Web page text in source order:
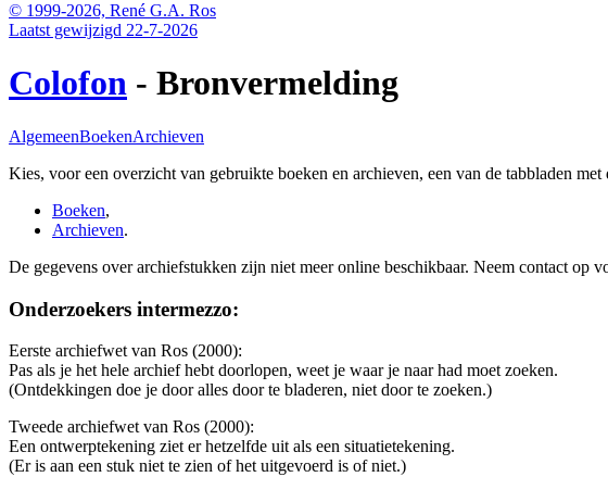
© 1999-2026, René G.A. Ros
Laatst gewijzigd 22-7-2026
Colofon - Bronvermelding
AlgemeenBoekenArchieven
Kies, voor een overzicht van gebruikte boeken en archieven, een van de tabbladen met
Boeken,
Archieven.
De gegevens over archiefstukken zijn niet meer online beschikbaar. Neem contact op
Onderzoekers intermezzo:
Eerste archiefwet van Ros (2000):
Pas als je het hele archief hebt doorlopen, weet je waar je naar had moet zoeken.
(Ontdekkingen doe je door alles door te bladeren, niet door te zoeken.)
Tweede archiefwet van Ros (2000):
Een ontwerptekening ziet er hetzelfde uit als een situatietekening.
(Er is aan een stuk niet te zien of het uitgevoerd is of niet.)